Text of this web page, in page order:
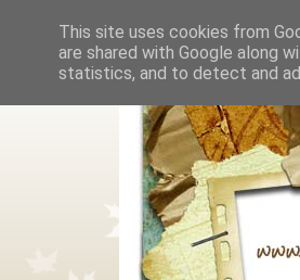
This site uses cookies from
are shared with Google along
statistics, and to detect and